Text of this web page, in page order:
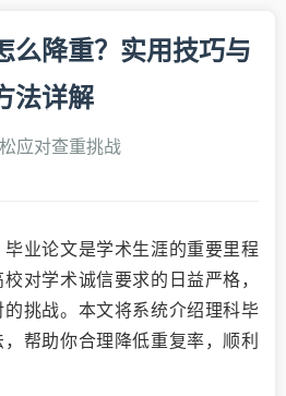
么降重？实用技巧与
法详解
应对查重挑战
业论文是学术生涯的重要里程
对学术诚信要求的日益严格，
挑战。本文将系统介绍理科毕
帮助你合理降低重复率，顺利